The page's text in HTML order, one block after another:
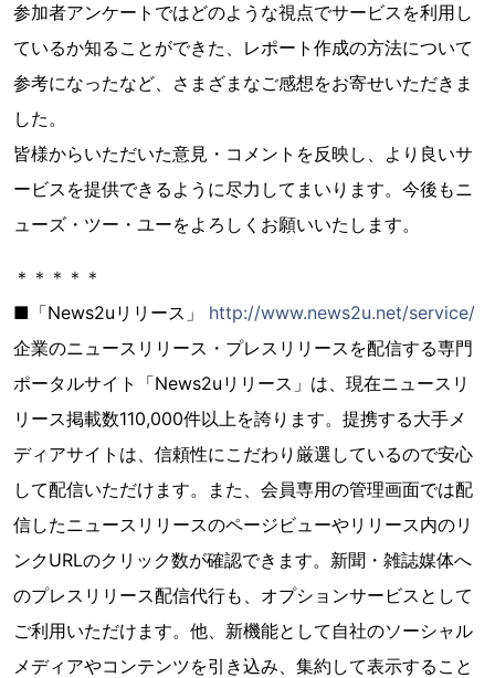
参加者アンケートではどのような視点でサービスを利用し
ているか知ることができた、レポート作成の方法について
参考になったなど、さまざまなご感想をお寄せいただきま
した。
皆様からいただいた意見・コメントを反映し、より良いサ
ービスを提供できるように尽力してまいります。今後もニ
ューズ・ツー・ユーをよろしくお願いいたします。
＊＊＊＊＊
■「News2uリリース」 http://www.news2u.net/service/
企業のニュースリリース・プレスリリースを配信する専門
ポータルサイト「News2uリリース」は、現在ニュースリ
リース掲載数110,000件以上を誇ります。提携する大手メ
ディアサイトは、信頼性にこだわり厳選しているので安心
して配信いただけます。また、会員専用の管理画面では配
信したニュースリリースのページビューやリリース内のリ
ンクURLのクリック数が確認できます。新聞・雑誌媒体へ
のプレスリリース配信代行も、オプションサービスとして
ご利用いただけます。他、新機能として自社のソーシャル
メディアやコンテンツを引き込み、集約して表示すること